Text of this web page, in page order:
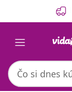
Predchádzajúce